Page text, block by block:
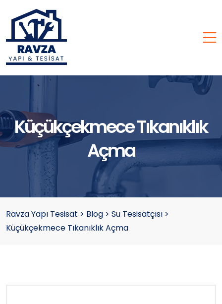
Küçükçekmece Tıkanıklık
Açma
Ravza Yapı Tesisat > Blog > Su Tesisatçısı >
Küçükçekmece Tıkanıklık Açma